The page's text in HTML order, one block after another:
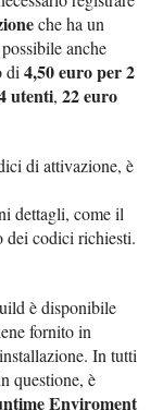
che ha un
anche
di4,50 euro per 2
utenti,22 euro
di attivazione, è
dettagli, come il
dei codici richiesti.
è disponibile
fornito in
In tutti
questione, è
Enviroment